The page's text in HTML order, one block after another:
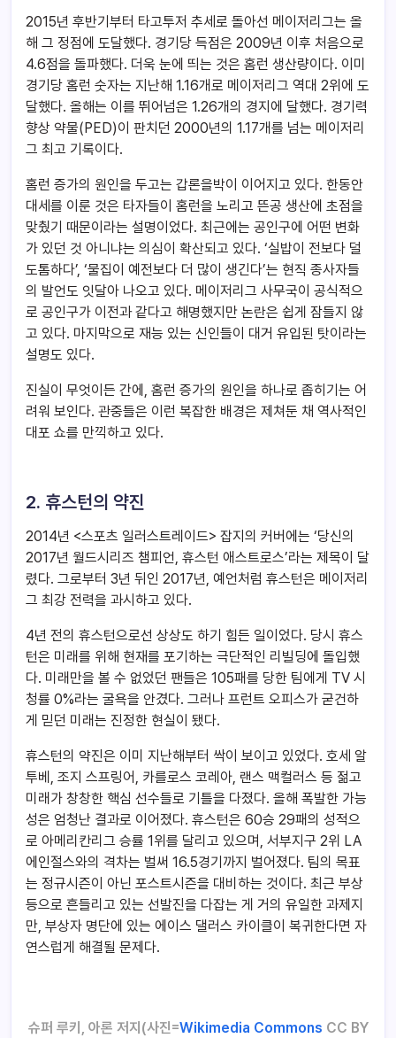
2015년 후반기부터 타고투저 추세로 돌아선 메이저리그는 올
해 그 정점에 도달했다. 경기당 득점은 2009년 이후 처음으로
4.6점을 돌파했다. 더욱 눈에 띄는 것은 홈런 생산량이다. 이미
경기당 홈런 숫자는 지난해 1.16개로 메이저리그 역대 2위에 도
달했다. 올해는 이를 뛰어넘은 1.26개의 경지에 달했다. 경기력
향상 약물(PED)이 판치던 2000년의 1.17개를 넘는 메이저리
그 최고 기록이다.
홈런 증가의 원인을 두고는 갑론을박이 이어지고 있다. 한동안
대세를 이룬 것은 타자들이 홈런을 노리고 뜬공 생산에 초점을
맞췄기 때문이라는 설명이었다. 최근에는 공인구에 어떤 변화
가 있던 것 아니냐는 의심이 확산되고 있다. ‘실밥이 전보다 덜
도톰하다’, ‘물집이 예전보다 더 많이 생긴다’는 현직 종사자들
의 발언도 잇달아 나오고 있다. 메이저리그 사무국이 공식적으
로 공인구가 이전과 같다고 해명했지만 논란은 쉽게 잠들지 않
고 있다. 마지막으로 재능 있는 신인들이 대거 유입된 탓이라는
설명도 있다.
진실이 무엇이든 간에, 홈런 증가의 원인을 하나로 좁히기는 어
려워 보인다. 관중들은 이런 복잡한 배경은 제쳐둔 채 역사적인
대포 쇼를 만끽하고 있다.
2. 휴스턴의 약진
2014년 <스포츠 일러스트레이드> 잡지의 커버에는 ‘당신의
2017년 월드시리즈 챔피언, 휴스턴 애스트로스’라는 제목이 달
렸다. 그로부터 3년 뒤인 2017년, 예언처럼 휴스턴은 메이저리
그 최강 전력을 과시하고 있다.
4년 전의 휴스턴으로선 상상도 하기 힘든 일이었다. 당시 휴스
턴은 미래를 위해 현재를 포기하는 극단적인 리빌딩에 돌입했
다. 미래만을 볼 수 없었던 팬들은 105패를 당한 팀에게 TV 시
청률 0%라는 굴욕을 안겼다. 그러나 프런트 오피스가 굳건하
게 믿던 미래는 진정한 현실이 됐다.
휴스턴의 약진은 이미 지난해부터 싹이 보이고 있었다. 호세 알
투베, 조지 스프링어, 카를로스 코레아, 랜스 맥컬러스 등 젊고
미래가 창창한 핵심 선수들로 기틀을 다졌다. 올해 폭발한 가능
성은 엄청난 결과로 이어졌다. 휴스턴은 60승 29패의 성적으
로 아메리칸리그 승률 1위를 달리고 있으며, 서부지구 2위 LA
에인절스와의 격차는 벌써 16.5경기까지 벌어졌다. 팀의 목표
는 정규시즌이 아닌 포스트시즌을 대비하는 것이다. 최근 부상
등으로 흔들리고 있는 선발진을 다잡는 게 거의 유일한 과제지
만, 부상자 명단에 있는 에이스 댈러스 카이클이 복귀한다면 자
연스럽게 해결될 문제다.
슈퍼 루키, 아론 저지(사진=Wikimedia Commons CC BY